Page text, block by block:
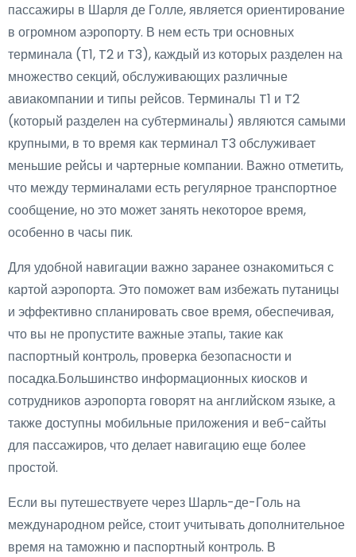
пассажиры в Шарля де Голле, является ориентирование
в огромном аэропорту. В нем есть три основных
терминала (T1, T2 и T3), каждый из которых разделен на
множество секций, обслуживающих различные
авиакомпании и типы рейсов. Терминалы T1 и T2
(который разделен на субтерминалы) являются самыми
крупными, в то время как терминал T3 обслуживает
меньшие рейсы и чартерные компании. Важно отметить,
что между терминалами есть регулярное транспортное
сообщение, но это может занять некоторое время,
особенно в часы пик.
Для удобной навигации важно заранее ознакомиться с
картой аэропорта. Это поможет вам избежать путаницы
и эффективно спланировать свое время, обеспечивая,
что вы не пропустите важные этапы, такие как
паспортный контроль, проверка безопасности и
посадка.Большинство информационных киосков и
сотрудников аэропорта говорят на английском языке, а
также доступны мобильные приложения и веб-сайты
для пассажиров, что делает навигацию еще более
простой.
Если вы путешествуете через Шарль-де-Голь на
международном рейсе, стоит учитывать дополнительное
время на таможню и паспортный контроль. В